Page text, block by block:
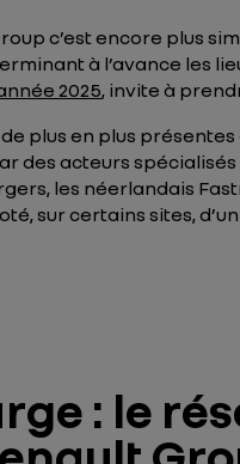
c’est encore plus
à l’avance les
2025, invite à
plus en plus
des acteurs
les néerlandais
sur certains sites,
: le